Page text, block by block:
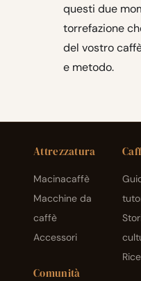
questi due
torrefazione
del vostro
e metodo.
Attrezzatura
Macinacaffè
Macchine da
caffè
Accessori
Comunità